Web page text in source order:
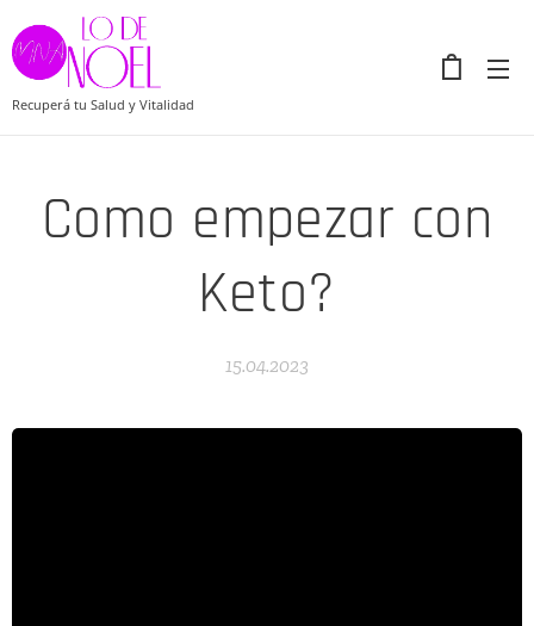
Recuperá tu Salud y Vitalidad
Como empezar con
Keto?
15.04.2023